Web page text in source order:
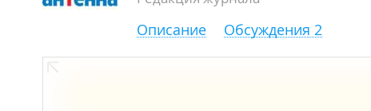
Описание Обсуждения 2